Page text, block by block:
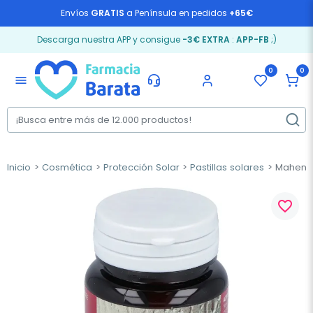
Envíos GRATIS a Península en pedidos +65€
Descarga nuestra APP y consigue -3€ EXTRA: APP-FB ;)
menu
0 0
Inicio Cosmética Protección Solar Pastillas solares Mahen
favorite_border